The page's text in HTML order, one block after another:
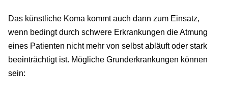
Das künstliche Koma kommt auch dann zum Einsatz,
wenn bedingt durch schwere Erkrankungen die Atmung
eines Patienten nicht mehr von selbst abläuft oder stark
beeinträchtigt ist. Mögliche Grunderkrankungen können
sein: